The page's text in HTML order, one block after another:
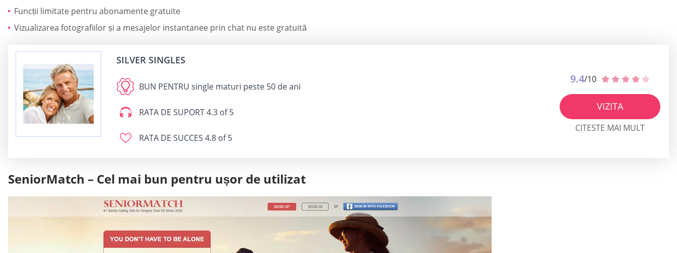
Funcții limitate pentru abonamente gratuite
Vizualizarea fotografiilor și a mesajelor instantanee prin chat nu este gratuită
SILVER SINGLES
BUN PENTRU single maturi peste 50 de ani
RATA DE SUPORT4.3 of 5
RATA DE SUCCES 4.8 of 5
9.4/10
VIZITA
CITESTE MAI MULT
SeniorMatch – Cel mai bun pentru ușor de utilizat